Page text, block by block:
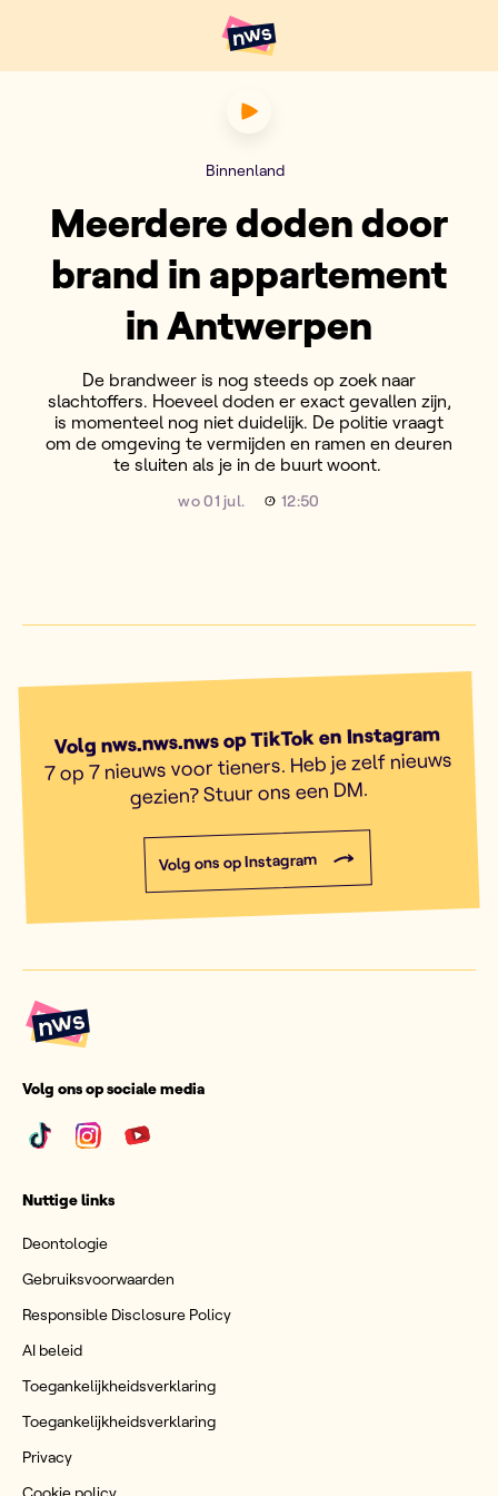
Hoofdpunten VRT NWS
Meerdere doden door
Binnenland
Meerdere doden door
brand in appartement
in Antwerpen
De brandweer is nog steeds op zoek naar
slachtoffers. Hoeveel doden er exact gevallen zijn,
is momenteel nog niet duidelijk. De politie vraagt
om de omgeving te vermijden en ramen en deuren
te sluiten als je in de buurt woont.
wo 01 jul. 12:50
Volg nws.nws.nws op TikTok en Instagram
7 op 7 nieuws voor tieners. Heb je zelf nieuws
gezien? Stuur ons een DM.
Volg ons op Instagram
Volg ons op sociale media
Nuttige links
Deontologie
Gebruiksvoorwaarden
Responsible Disclosure Policy
AI beleid
Toegankelijkheidsverklaring
Toegankelijkheidsverklaring
Privacy